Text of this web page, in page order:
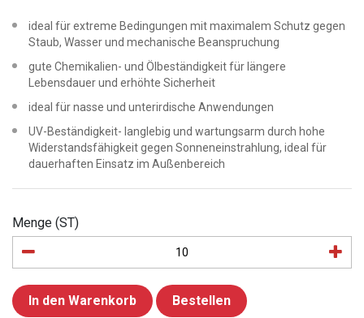
ideal für extreme Bedingungen mit maximalem Schutz gegen
Staub, Wasser und mechanische Beanspruchung
gute Chemikalien- und Ölbeständigkeit für längere
Lebensdauer und erhöhte Sicherheit
ideal für nasse und unterirdische Anwendungen
UV-Beständigkeit- langlebig und wartungsarm durch hohe
Widerstandsfähigkeit gegen Sonneneinstrahlung, ideal für
dauerhaften Einsatz im Außenbereich
Menge (ST)
In den Warenkorb Bestellen